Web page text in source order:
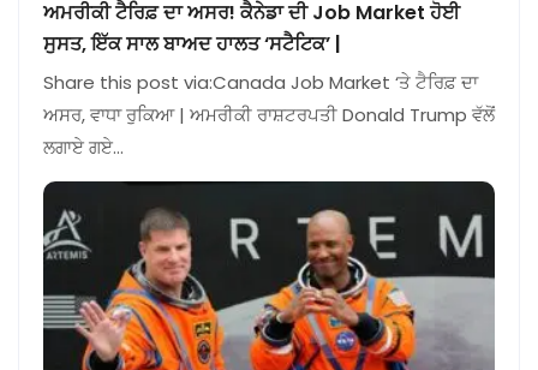
ਅਮਰੀਕੀ ਟੈਰਿਫ਼ ਦਾ ਅਸਰ! ਕੈਨੇਡਾ ਦੀ Job Market ਹੋਈ
ਸੁਸਤ, ਇੱਕ ਸਾਲ ਬਾਅਦ ਹਾਲਤ ‘ਸਟੈਟਿਕ’ |
Share this post via:Canada Job Market ‘ਤੇ ਟੈਰਿਫ਼ ਦਾ
ਅਸਰ, ਵਾਧਾ ਰੁਕਿਆ | ਅਮਰੀਕੀ ਰਾਸ਼ਟਰਪਤੀ Donald Trump ਵੱਲੋਂ
ਲਗਾਏ ਗਏ…